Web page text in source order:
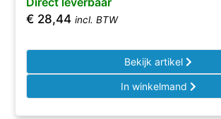
€ 28,44 incl. BTW
Bekijk artikel
In winkelmand